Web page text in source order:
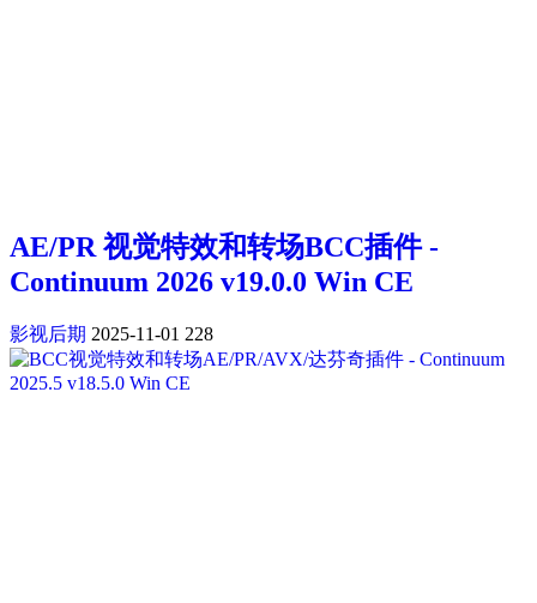
AE/PR 视觉特效和转场BCC插件 -
Continuum 2026 v19.0.0 Win CE
影视后期 2025-11-01 228